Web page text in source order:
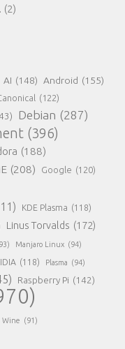
(2)
AI (148) Android (155)
(122)
Debian (287)
(396)
(188)
(208) Google (120)
KDE Plasma (118)
Linus Torvalds (172)
Manjaro Linux (94)
(118) Plasma (94)
Raspberry Pi (142)
Wine (91)